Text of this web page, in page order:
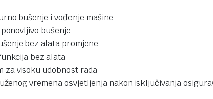
bušenje i vođenje mašine
bušenje
bez alata promjene
bez alata
za visoku udobnost rada
vremena osvjetljenja nakon isključivanja